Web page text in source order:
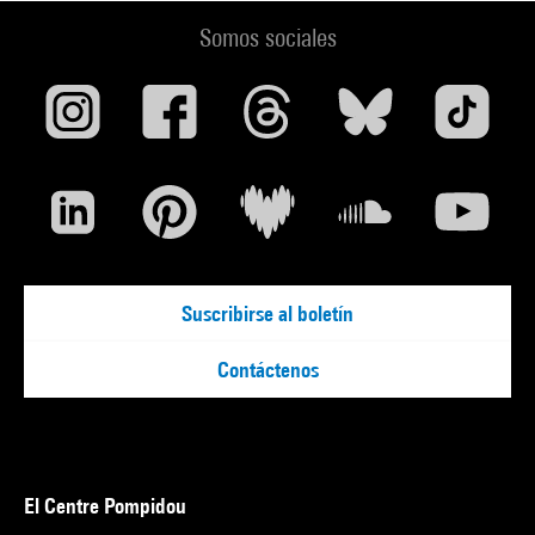
Somos sociales
Suscribirse al boletín
Contáctenos
El Centre Pompidou